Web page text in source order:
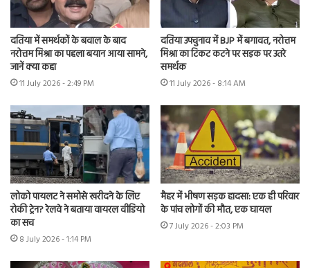
दतिया में समर्थकों के बवाल के बाद
नरोत्तम मिश्रा का पहला बयान आया सामने,
जानें क्या कहा
11 July 2026 - 2:49 PM
दतिया उपचुनाव में BJP में बगावत, नरोत्तम
मिश्रा का टिकट कटने पर सड़क पर उतरे
समर्थक
11 July 2026 - 8:14 AM
लोको पायलट ने समोसे खरीदने के लिए
रोकी ट्रेन? रेलवे ने बताया वायरल वीडियो
का सच
8 July 2026 - 1:14 PM
मैहर में भीषण सड़क हादसा: एक ही परिवार
के पांच लोगों की मौत, एक घायल
7 July 2026 - 2:03 PM